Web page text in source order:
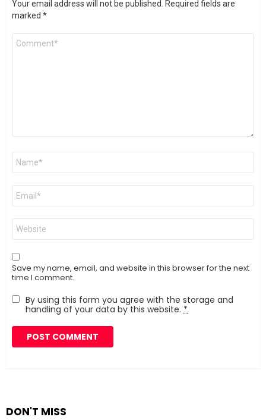
Your email address will not be published.
Required fields are
marked *
Comment
Name
Email
Website
Save my name, email, and website in this browser for the next
time I comment.
By using this form you agree with the storage and
handling of your data by this website. *
DON'T MISS